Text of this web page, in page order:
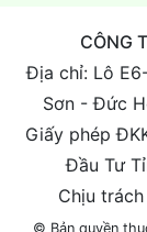
CÔNG
Địa chỉ: Lô
Sơn - Đức
Giấy phép
Đầu Tư
Chịu
© Bản quyền